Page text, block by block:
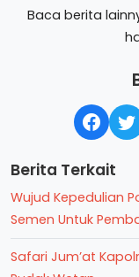
Baca berita
Berita Terkait
Wujud Kepedulian
Semen Untuk
Safari Jum’at